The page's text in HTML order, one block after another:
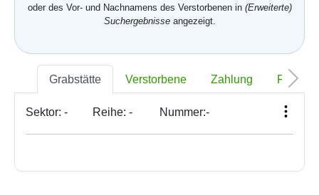
oder des Vor- und Nachnamens des Verstorbenen in (Erweiterte)
Suchergebnisseangezeigt.
Grabstätte Verstorbene Zahlung Foto
Sektor: - Reihe: - Nummer:-